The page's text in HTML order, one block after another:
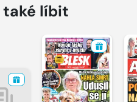
také líbit